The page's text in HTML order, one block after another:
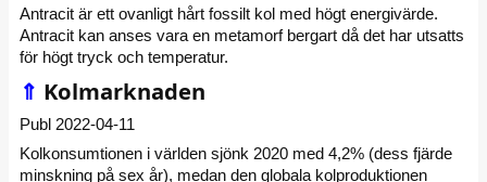
Antracit är ett ovanligt hårt fossilt kol med högt energivärde.
Antracit kan anses vara en metamorf bergart då det har utsatts
för högt tryck och temperatur.
⇑ Kolmarknaden
Publ 2022-04-11
Kolkonsumtionen i världen sjönk 2020 med 4,2% (dess fjärde
minskning på sex år), medan den globala kolproduktionen